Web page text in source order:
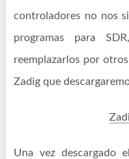
controladores no nos
programas para
reemplazarlos por
Zadig que
Una vez descargado